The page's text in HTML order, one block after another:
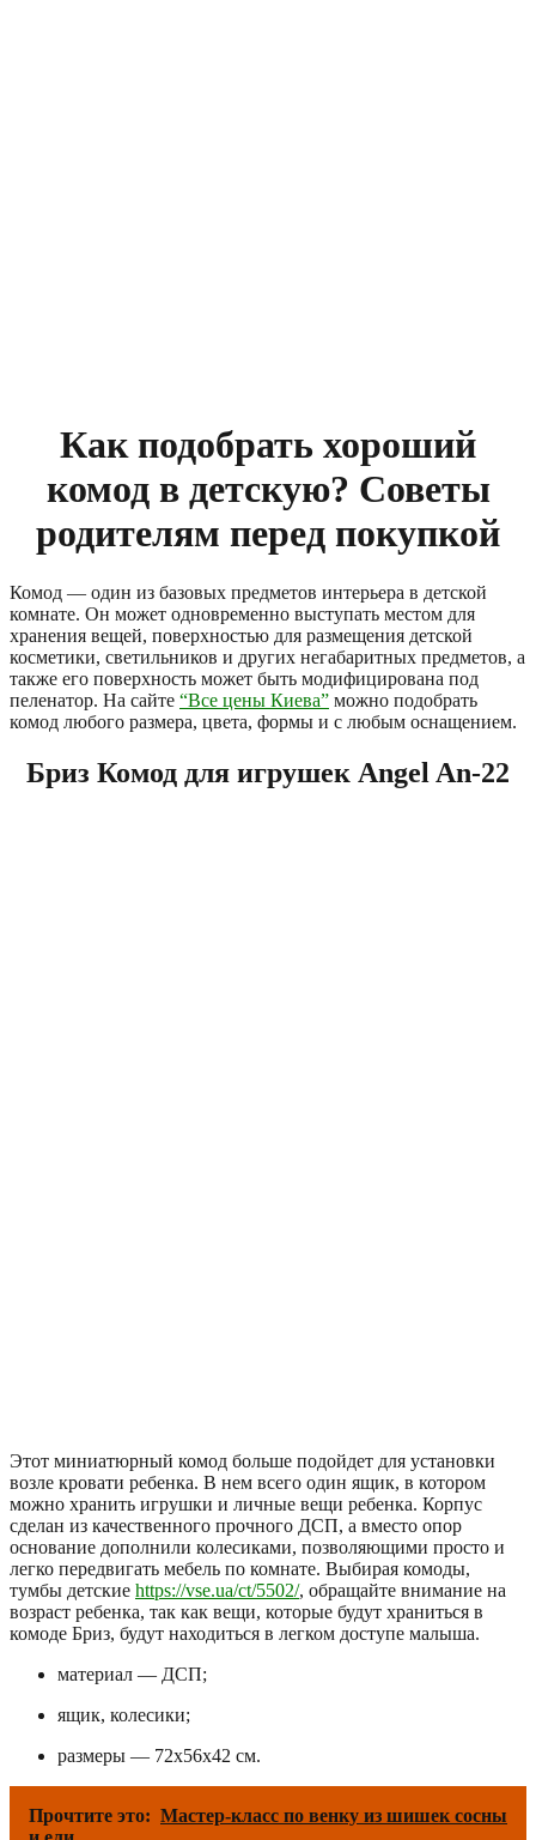
Как подобрать хороший
комод в детскую? Советы
родителям перед покупкой
Комод — один из базовых предметов интерьера в детской
комнате. Он может одновременно выступать местом для
хранения вещей, поверхностью для размещения детской
косметики, светильников и других негабаритных предметов, а
также его поверхность может быть модифицирована под
пеленатор. На сайте “Все цены Киева” можно подобрать
комод любого размера, цвета, формы и с любым оснащением.
Бриз Комод для игрушек Angel An-22
Этот миниатюрный комод больше подойдет для установки
возле кровати ребенка. В нем всего один ящик, в котором
можно хранить игрушки и личные вещи ребенка. Корпус
сделан из качественного прочного ДСП, а вместо опор
основание дополнили колесиками, позволяющими просто и
легко передвигать мебель по комнате. Выбирая комоды,
тумбы детские https://vse.ua/ct/5502/, обращайте внимание на
возраст ребенка, так как вещи, которые будут храниться в
комоде Бриз, будут находиться в легком доступе малыша.
материал — ДСП;
ящик, колесики;
размеры — 72x56x42 см.
Прочтите это: Мастер-класс по венку из шишек сосны